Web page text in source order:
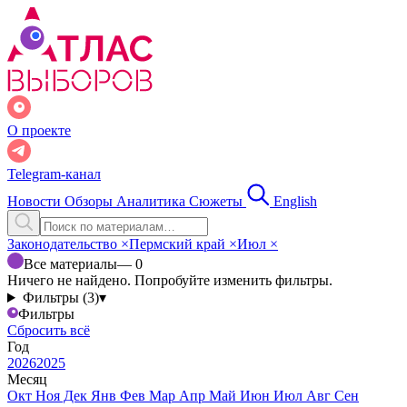
О проекте
Telegram-канал
Новости Обзоры Аналитика Сюжеты English
Законодательство ×Пермский край ×Июл ×
Все материалы— 0
Ничего не найдено. Попробуйте изменить фильтры.
Фильтры (3)▾
Фильтры
Сбросить всё
Год
20262025
Месяц
Окт Ноя Дек Янв Фев Мар Апр Май Июн Июл Авг Сен